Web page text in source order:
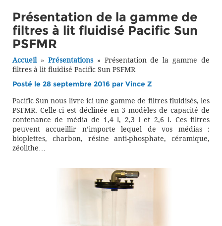
Présentation de la gamme de
filtres à lit fluidisé Pacific Sun
PSFMR
Accueil» Présentations» Présentation de la gamme de
filtres à lit fluidisé Pacific Sun PSFMR
Posté le 28 septembre 2016 par Vince Z
Pacific Sun nous livre ici une gamme de filtres fluidisés, les
PSFMR. Celle-ci est déclinée en 3 modèles de capacité de
contenance de média de 1,4 l, 2,3 l et 2,6 l. Ces filtres
peuvent accueillir n’importe lequel de vos médias :
bioplettes, charbon, résine anti-phosphate, céramique,
zéolithe…